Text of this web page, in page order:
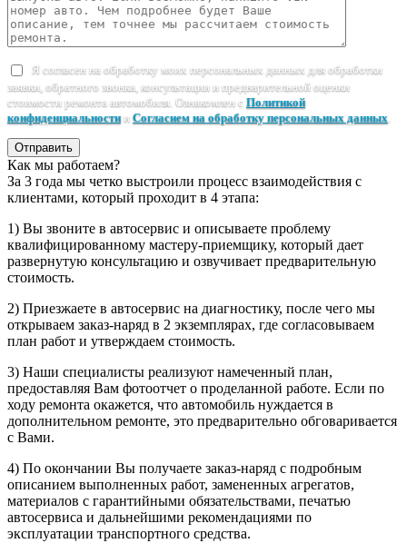
Я согласен на обработку моих персональных данных для обработки
заявки, обратного звонка, консультации и предварительной оценки
стоимости ремонта автомобиля. Ознакомлен с Политикой
конфиденциальностии Согласием на обработку персональных данных
Отправить
Как мы работаем?
За 3 года мы четко выстроили процесс взаимодействия с
клиентами, который проходит в 4 этапа:
1) Вы звоните в автосервис и описываете проблему
квалифицированному мастеру-приемщику, который дает
развернутую консультацию и озвучивает предварительную
стоимость.
2) Приезжаете в автосервис на диагностику, после чего мы
открываем заказ-наряд в 2 экземплярах, где согласовываем
план работ и утверждаем стоимость.
3) Наши специалисты реализуют намеченный план,
предоставляя Вам фотоотчет о проделанной работе. Если по
ходу ремонта окажется, что автомобиль нуждается в
дополнительном ремонте, это предварительно обговаривается
с Вами.
4) По окончании Вы получаете заказ-наряд с подробным
описанием выполненных работ, замененных агрегатов,
материалов с гарантийными обязательствами, печатью
автосервиса и дальнейшими рекомендациями по
эксплуатации транспортного средства.